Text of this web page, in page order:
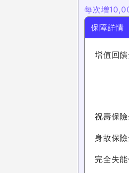
每次增
保障詳情
增值回
祝壽保
身故保
完全失